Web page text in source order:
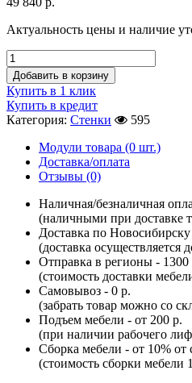
Актуальность цены и наличие
Добавить в корзину
Купить в 1 клик
Купить в кредит
Категория: Стенки
595
Модули товара (0 шт.)
Доставка/оплата
Отзывы (0)
Наличная/безналичная
(наличными при доставке
Доставка по Новосибирску
(доставка осуществляется
Отправка в регионы - 1300
(стоимость доставки
Самовывоз - 0 р.
(забрать товар можно со
Подъем мебели - от 200 р.
(при наличии рабочего
Сборка мебели - от 10% от
(стоимость сборки мебели